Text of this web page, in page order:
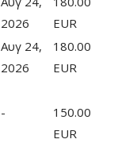
2026
EUR
Αυγ 24,
2026
180.00
EUR
-
150.00
EUR